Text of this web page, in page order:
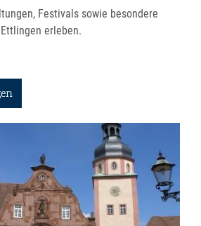
Festivals sowie besondere
erleben.